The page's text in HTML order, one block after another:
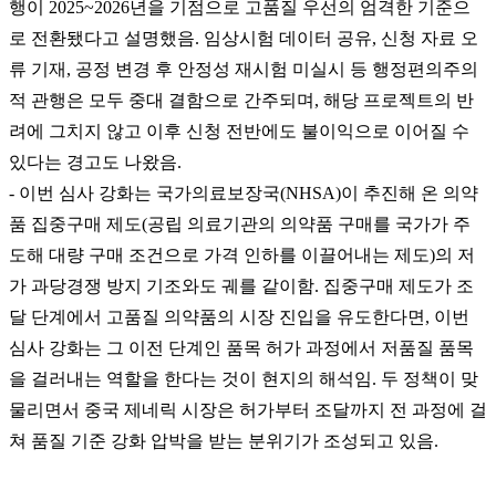
행이 2025~2026년을 기점으로 고품질 우선의 엄격한 기준으
로 전환됐다고 설명했음. 임상시험 데이터 공유, 신청 자료 오
류 기재, 공정 변경 후 안정성 재시험 미실시 등 행정편의주의
적 관행은 모두 중대 결함으로 간주되며, 해당 프로젝트의 반
려에 그치지 않고 이후 신청 전반에도 불이익으로 이어질 수
있다는 경고도 나왔음.
- 이번 심사 강화는 국가의료보장국(NHSA)이 추진해 온 의약
품 집중구매 제도(공립 의료기관의 의약품 구매를 국가가 주
도해 대량 구매 조건으로 가격 인하를 이끌어내는 제도)의 저
가 과당경쟁 방지 기조와도 궤를 같이함. 집중구매 제도가 조
달 단계에서 고품질 의약품의 시장 진입을 유도한다면, 이번
심사 강화는 그 이전 단계인 품목 허가 과정에서 저품질 품목
을 걸러내는 역할을 한다는 것이 현지의 해석임. 두 정책이 맞
물리면서 중국 제네릭 시장은 허가부터 조달까지 전 과정에 걸
쳐 품질 기준 강화 압박을 받는 분위기가 조성되고 있음.